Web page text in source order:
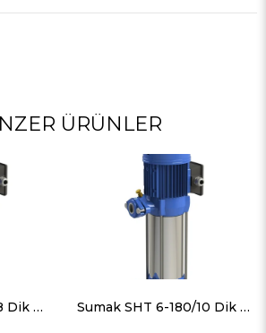
ÜRÜNLER
Sumak SHT 6-180/10 Dik Milli Paslanmaz Gövdeli Kademeli Pompa